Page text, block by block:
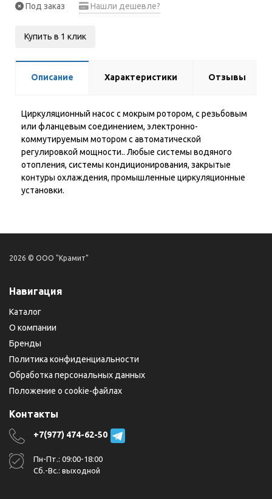
Под заказ Нашли дешевле?
Купить в 1 клик
Описание Характеристики Отзывы
Циркуляционный насос с мокрым ротором, с резьбовым
или фланцевым соединением, электронно-
коммутируемым мотором с автоматической
регулировкой мощности.. Любые системы водяного
отопления, системы кондиционирования, закрытые
контуры охлаждения, промышленные циркуляционные
установки.
2026 © ООО "Крамит"
Навигация
Каталог
О компании
Бренды
Политика конфиденциальности
Обработка персональных данных
Положение о cookie-файлах
Контакты
+7(977) 474-62-50
Пн-Пт.: 09:00-18:00
Сб.-Вс.: выходной